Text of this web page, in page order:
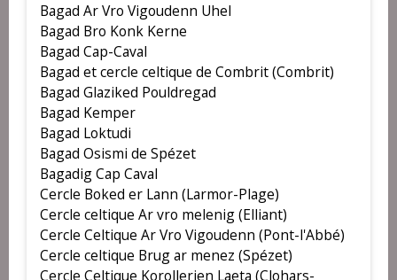
Bagad Ar Vro Vigoudenn Uhel
Bagad Bro Konk Kerne
Bagad Cap-Caval
Bagad et cercle celtique de Combrit (Combrit)
Bagad Glaziked Pouldregad
Bagad Kemper
Bagad Loktudi
Bagad Osismi de Spézet
Bagadig Cap Caval
Cercle Boked er Lann (Larmor-Plage)
Cercle celtique Ar vro melenig (Elliant)
Cercle Celtique Ar Vro Vigoudenn (Pont-l'Abbé)
Cercle celtique Brug ar menez (Spézet)
Cercle Celtique Korollerien Laeta (Clohars-